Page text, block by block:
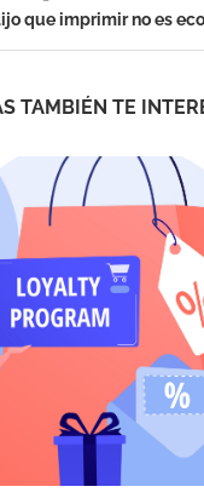
que imprimir no es
TAMBIÉN TE